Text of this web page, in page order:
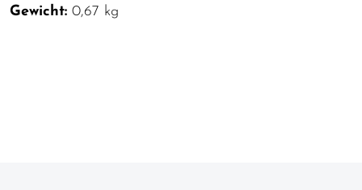
Gewicht: 0,67 kg